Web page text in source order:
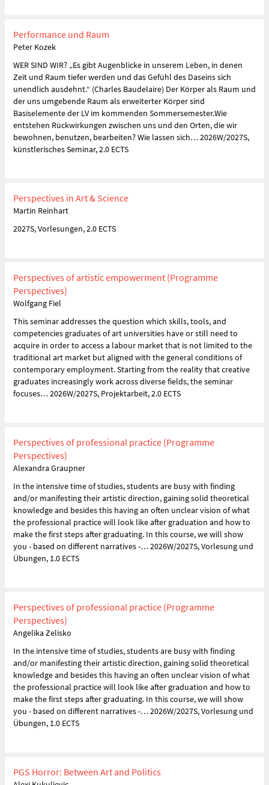
Performance und Raum
Peter Kozek
WER SIND WIR? „Es gibt Augenblicke in unserem Leben, in denen
Zeit und Raum tiefer werden und das Gefühl des Daseins sich
unendlich ausdehnt.“ (Charles Baudelaire) Der Körper als Raum und
der uns umgebende Raum als erweiterter Körper sind
Basiselemente der LV im kommenden Sommersemester.Wie
entstehen Rückwirkungen zwischen uns und den Orten, die wir
bewohnen, benutzen, bearbeiten? Wie lassen sich… 2026W/2027S,
künstlerisches Seminar, 2.0 ECTS
Perspectives in Art & Science
Martin Reinhart
2027S, Vorlesungen, 2.0 ECTS
Perspectives of artistic empowerment (Programme
Perspectives)
Wolfgang Fiel
This seminar addresses the question which skills, tools, and
competencies graduates of art universities have or still need to
acquire in order to access a labour market that is not limited to the
traditional art market but aligned with the general conditions of
contemporary employment. Starting from the reality that creative
graduates increasingly work across diverse fields, the seminar
focuses… 2026W/2027S, Projektarbeit, 2.0 ECTS
Perspectives of professional practice (Programme
Perspectives)
Alexandra Graupner
In the intensive time of studies, students are busy with finding
and/or manifesting their artistic direction, gaining solid theoretical
knowledge and besides this having an often unclear vision of what
the professional practice will look like after graduation and how to
make the first steps after graduating. In this course, we will show
you - based on different narratives -… 2026W/2027S, Vorlesung und
Übungen, 1.0 ECTS
Perspectives of professional practice (Programme
Perspectives)
Angelika Zelisko
In the intensive time of studies, students are busy with finding
and/or manifesting their artistic direction, gaining solid theoretical
knowledge and besides this having an often unclear vision of what
the professional practice will look like after graduation and how to
make the first steps after graduating. In this course, we will show
you - based on different narratives -… 2026W/2027S, Vorlesung und
Übungen, 1.0 ECTS
PGS Horror: Between Art and Politics